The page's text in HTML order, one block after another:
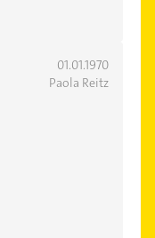
01.01.1970
Paola Reitz